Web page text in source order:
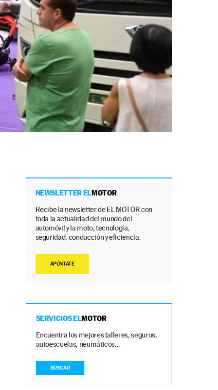
NEWSLETTER ELMOTOR
Recibe la newsletter de EL MOTOR con
toda la actualidad del mundo del
automóvil y la moto, tecnología,
seguridad, conducción y eficiencia.
APÚNTATE
SERVICIOS ELMOTOR
Encuentra los mejores talleres, seguros,
autoescuelas, neumáticos…
BUSCAR